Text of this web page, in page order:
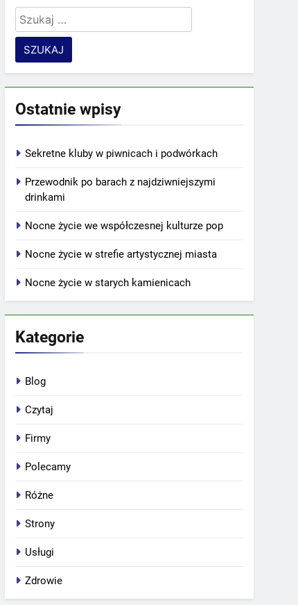
Szukaj:
Ostatnie wpisy
Sekretne kluby w piwnicach i podwórkach
Przewodnik po barach z najdziwniejszymi
drinkami
Nocne życie we współczesnej kulturze pop
Nocne życie w strefie artystycznej miasta
Nocne życie w starych kamienicach
Kategorie
Blog
Czytaj
Firmy
Polecamy
Różne
Strony
Usługi
Zdrowie